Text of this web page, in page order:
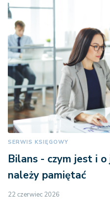
SERWIS KSIĘGOWY
Bilans - czym jest i o
należy pamiętać
22 czerwiec 2026